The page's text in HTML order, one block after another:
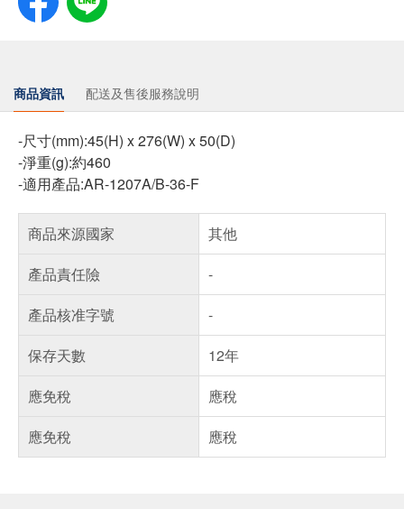
商品資訊 配送及售後服務說明
-尺寸(mm):45(H) x 276(W) x 50(D)
-淨重(g):約460
-適用產品:AR-1207A/B-36-F
商品來源國家
其他
產品責任險
-
產品核准字號
-
保存天數
12年
應免稅
應稅
應免稅
應稅